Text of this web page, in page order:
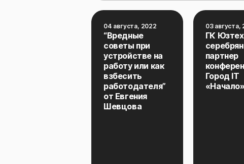
04 августа, 2022
“Вредные
советы при
устройстве на
работу или как
взбесить
работодателя”
от Евгения
Шевцова
03 августа,
ГК Юзтех
партнер
Город IT
«Начало»